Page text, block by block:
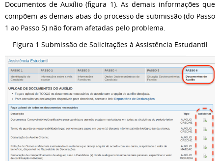
Documentos de Auxílio (figura 1). As demais informações que
compõem as demais abas do processo de submissão (do Passo
1 ao Passo 5) não foram afetadas pelo problema.
Figura 1 Submissão de Solicitações à Assistência Estudantil